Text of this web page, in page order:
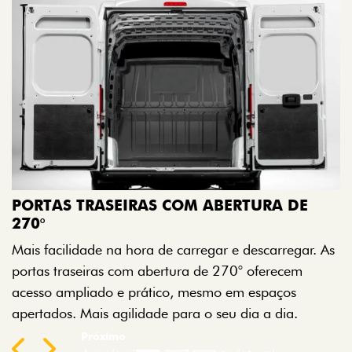
PORTAS TRASEIRAS COM ABERTURA DE
270°
Mais facilidade na hora de carregar e descarregar. As
portas traseiras com abertura de 270° oferecem
acesso ampliado e prático, mesmo em espaços
apertados. Mais agilidade para o seu dia a dia.
Previous
Next